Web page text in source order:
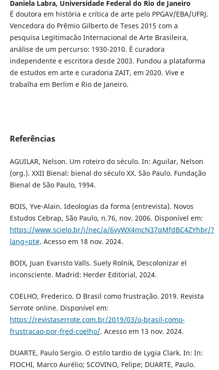
Daniela Labra, Universidade Federal do Rio de Janeiro
É doutora em história e crítica de arte pelo PPGAV/EBA/UFRJ.
Vencedora do Prêmio Gilberto de Teses 2015 com a
pesquisa Legitimacão Internacional de Arte Brasileira,
análise de um percurso: 1930-2010. É curadora
independente e escritora desde 2003. Fundou a plataforma
de estudos em arte e curadoria ZAIT, em 2020. Vive e
trabalha em Berlim e Rio de Janeiro.
Referências
AGUILAR, Nelson. Um roteiro do século. In: Aguilar, Nelson
(org.). XXII Bienal: bienal do século XX. São Paulo. Fundação
Bienal de São Paulo, 1994.
BOIS, Yve-Alain. Ideologias da forma (entrevista). Novos
Estudos Cebrap, São Paulo, n.76, nov. 2006. Disponível em:
https://www.scielo.br/j/nec/a/6vyWX4mcN37qMfdBC4ZYhbr/?
lang=pt#. Acesso em 18 nov. 2024.
BOIX, Juan Evaristo Valls. Suely Rolnik, Descolonizar el
inconsciente. Madrid: Herder Editorial, 2024.
COELHO, Frederico. O Brasil como frustração. 2019. Revista
Serrote online. Disponível em:
https://revistaserrote.com.br/2019/03/o-brasil-como-
frustracao-por-fred-coelho/. Acesso em 13 nov. 2024.
DUARTE, Paulo Sergio. O estilo tardio de Lygia Clark. In: In:
FIOCHI, Marco Aurélio; SCOVINO, Felipe; DUARTE, Paulo.